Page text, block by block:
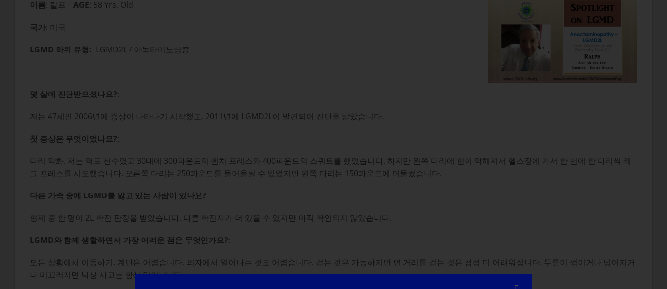
이름: 랄프 AGE: 58 Yrs. Old
국가: 미국
LGMD 하위 유형: LGMD2L / 아녹타미노병증
몇 살에 진단받으셨나요?:
저는 47세인 2006년에 증상이 나타나기 시작했고, 2011년에 LGMD2L이 발견되어 진단을 받았습니다.
첫 증상은 무엇이었나요?:
다리 약화. 저는 역도 선수였고 30대에 300파운드의 벤치 프레스와 400파운드의 스쿼트를 했었습니다. 하지만 왼쪽 다리에 힘이 약해져서 헬스장에 가서 한 번에 한 다리씩 레
그 프레스를 시도했습니다. 오른쪽 다리는 250파운드를 들어올릴 수 있었지만 왼쪽 다리는 150파운드에 머물렀습니다.
다른 가족 중에 LGMD를 앓고 있는 사람이 있나요?
형제 중 한 명이 2L 확진 판정을 받았습니다. 다른 확진자가 더 있을 수 있지만 아직 확인되지 않았습니다.
LGMD와 함께 생활하면서 가장 어려운 점은 무엇인가요?:
모든 상황에서 이동하기. 계단은 어렵습니다. 의자에서 일어나는 것도 어렵습니다. 걷는 것은 가능하지만 먼 거리를 걷는 것은 점점 더 어려워집니다. 무릎이 꺾이거나 넘어지거
나 미끄러지면 낙상 사고는 항상 일어납니다.